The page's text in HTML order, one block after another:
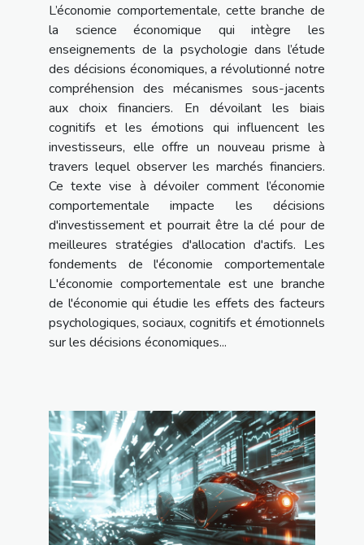
L’économie comportementale, cette branche de
la science économique qui intègre les
enseignements de la psychologie dans l’étude
des décisions économiques, a révolutionné notre
compréhension des mécanismes sous-jacents
aux choix financiers. En dévoilant les biais
cognitifs et les émotions qui influencent les
investisseurs, elle offre un nouveau prisme à
travers lequel observer les marchés financiers.
Ce texte vise à dévoiler comment l’économie
comportementale impacte les décisions
d'investissement et pourrait être la clé pour de
meilleures stratégies d'allocation d'actifs. Les
fondements de l'économie comportementale
L'économie comportementale est une branche
de l'économie qui étudie les effets des facteurs
psychologiques, sociaux, cognitifs et émotionnels
sur les décisions économiques...